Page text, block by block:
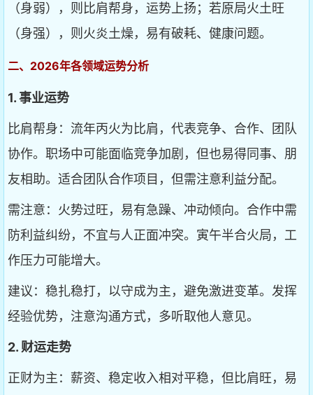
（身弱），则比肩帮身，运势上扬；若原局火土旺
（身强），则火炎土燥，易有破耗、健康问题。
二、2026年各领域运势分析
1. 事业运势
比肩帮身：流年丙火为比肩，代表竞争、合作、团队
协作。职场中可能面临竞争加剧，但也易得同事、朋
友相助。适合团队合作项目，但需注意利益分配。
需注意：火势过旺，易有急躁、冲动倾向。合作中需
防利益纠纷，不宜与人正面冲突。寅午半合火局，工
作压力可能增大。
建议：稳扎稳打，以守成为主，避免激进变革。发挥
经验优势，注意沟通方式，多听取他人意见。
2. 财运走势
正财为主：薪资、稳定收入相对平稳，但比肩旺，易